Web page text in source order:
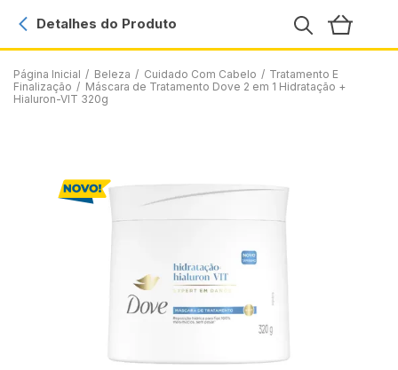
Página Inicial / Beleza / Cuidado Com Cabelo / Tratamento E
Finalização / Máscara de Tratamento Dove 2 em 1 Hidratação +
Hialuron-VIT 320g
Detalhes do Produto